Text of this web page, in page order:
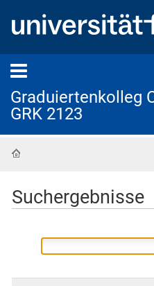
Graduiertenkolleg
GRK 2123
Suchergebnisse